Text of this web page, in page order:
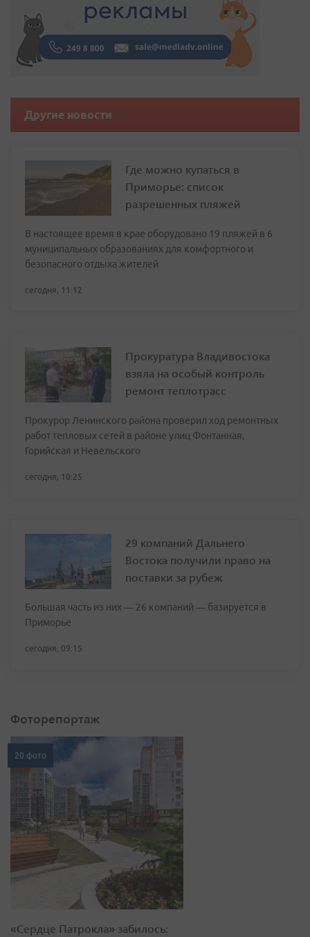
Другие новости
Где можно купаться в
Приморье: список
разрешенных пляжей
В настоящее время в крае оборудовано 19 пляжей в 6
муниципальных образованиях для комфортного и
безопасного отдыха жителей
сегодня, 11:12
Прокуратура Владивостока
взяла на особый контроль
ремонт теплотрасс
Прокурор Ленинского района проверил ход ремонтных
работ тепловых сетей в районе улиц Фонтанная,
Горийская и Невельского
сегодня, 10:25
29 компаний Дальнего
Востока получили право на
поставки за рубеж
Большая часть из них — 26 компаний — базируется в
Приморье
сегодня, 09:15
Фоторепортаж
20 фото
«Сердце Патрокла» забилось: